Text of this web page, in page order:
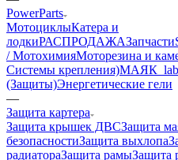
PowerParts
МотоциклыКатера и
лодкиРАСПРОДАЖАЗапчасти
/ МотохимияМоторезина и
Системы крепления)МАЯК_lab
(Защиты)Энергетические гели
—
Защита картера
Защита крышек ДВСЗащита
безопасностиЗащита выхлопа
радиатораЗащита рамыЗащита